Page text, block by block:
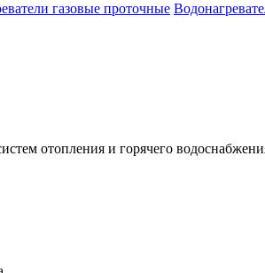
газовые проточные
отопления и горячего